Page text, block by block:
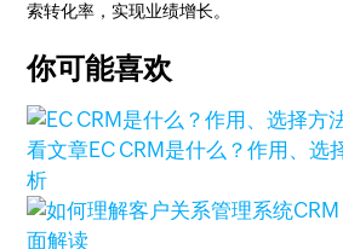
索转化率，实现业绩增长。
你可能喜欢
看文章EC CRM是什么？作用、选
析